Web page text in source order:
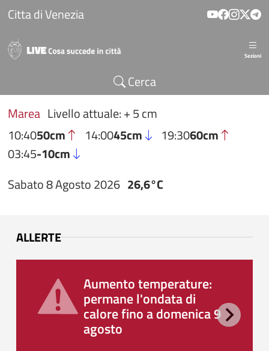
Salta al contenuto principale
Citta di Venezia
Sezioni
Cerca
Marea Livello attuale: + 5 cm
10:4050cm 14:0045cm 19:3060cm
03:45-10cm
Sabato 8 Agosto 2026 26,6°C
ALLERTE
Aumento temperature:
permane l'ondata di
calore fino a domenica 9
agosto